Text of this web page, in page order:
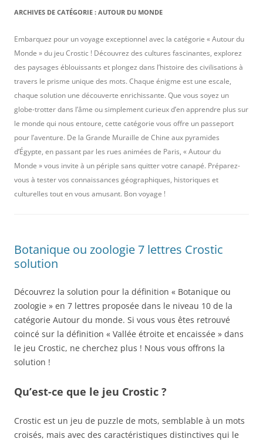
ARCHIVES DE CATÉGORIE : AUTOUR DU MONDE
Embarquez pour un voyage exceptionnel avec la catégorie « Autour du
Monde » du jeu Crostic ! Découvrez des cultures fascinantes, explorez
des paysages éblouissants et plongez dans l’histoire des civilisations à
travers le prisme unique des mots. Chaque énigme est une escale,
chaque solution une découverte enrichissante. Que vous soyez un
globe-trotter dans l’âme ou simplement curieux d’en apprendre plus sur
le monde qui nous entoure, cette catégorie vous offre un passeport
pour l’aventure. De la Grande Muraille de Chine aux pyramides
d’Égypte, en passant par les rues animées de Paris, « Autour du
Monde » vous invite à un périple sans quitter votre canapé. Préparez-
vous à tester vos connaissances géographiques, historiques et
culturelles tout en vous amusant. Bon voyage !
Botanique ou zoologie 7 lettres Crostic
solution
Découvrez la solution pour la définition « Botanique ou
zoologie » en 7 lettres proposée dans le niveau 10 de la
catégorie Autour du monde. Si vous vous êtes retrouvé
coincé sur la définition « Vallée étroite et encaissée » dans
le jeu Crostic, ne cherchez plus ! Nous vous offrons la
solution !
Qu’est-ce que le jeu Crostic ?
Crostic est un jeu de puzzle de mots, semblable à un mots
croisés, mais avec des caractéristiques distinctives qui le